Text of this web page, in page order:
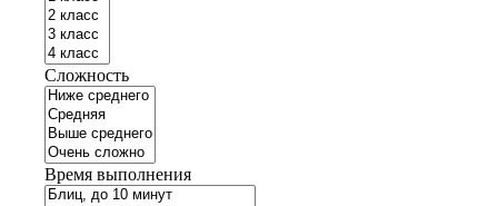
Сложность
Время выполнения